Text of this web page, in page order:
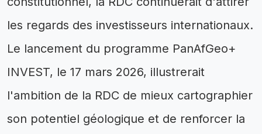
les regards des investisseurs internationaux.
Le lancement du programme PanAfGeo+
INVEST, le 17 mars 2026, illustrerait
l'ambition de la RDC de mieux cartographier
son potentiel géologique et de renforcer la